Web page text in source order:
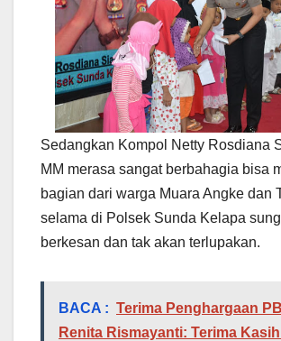
Sedangkan Kompol Netty Rosdiana
MM merasa sangat berbahagia bisa
bagian dari warga Muara Angke dan
selama di Polsek Sunda Kelapa
berkesan dan tak akan terlupakan.
BACA : Terima Penghargaan
Renita Rismayanti: Terima